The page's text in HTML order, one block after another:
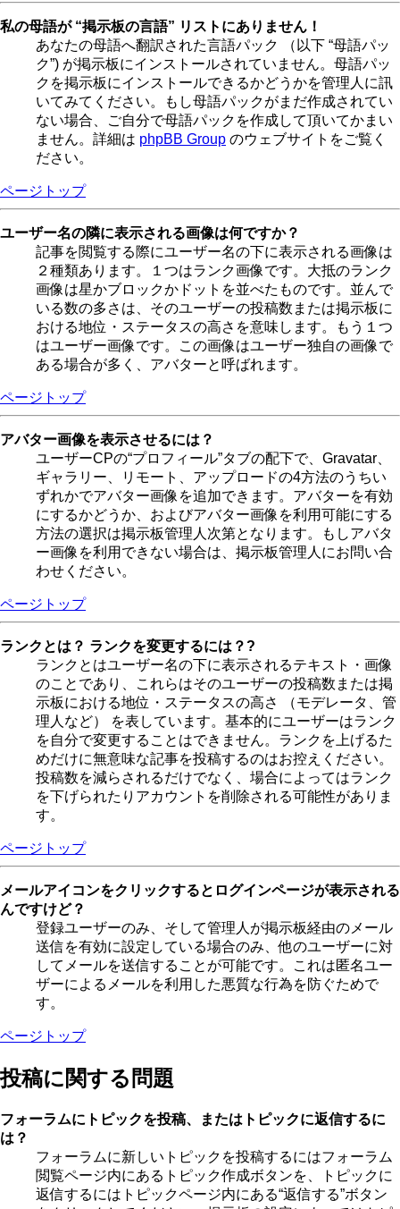
私の母語が “掲示板の言語” リストにありません！
あなたの母語へ翻訳された言語パック （以下 “母語パッ
ク”) が掲示板にインストールされていません。母語パッ
クを掲示板にインストールできるかどうかを管理人に訊
いてみてください。もし母語パックがまだ作成されてい
ない場合、ご自分で母語パックを作成して頂いてかまい
ません。詳細は phpBB Group のウェブサイトをご覧く
ださい。
ページトップ
ユーザー名の隣に表示される画像は何ですか？
記事を閲覧する際にユーザー名の下に表示される画像は
２種類あります。１つはランク画像です。大抵のランク
画像は星かブロックかドットを並べたものです。並んで
いる数の多さは、そのユーザーの投稿数または掲示板に
おける地位・ステータスの高さを意味します。もう１つ
はユーザー画像です。この画像はユーザー独自の画像で
ある場合が多く、アバターと呼ばれます。
ページトップ
アバター画像を表示させるには？
ユーザーCPの“プロフィール”タブの配下で、Gravatar、
ギャラリー、リモート、アップロードの4方法のうちい
ずれかでアバター画像を追加できます。アバターを有効
にするかどうか、およびアバター画像を利用可能にする
方法の選択は掲示板管理人次第となります。もしアバタ
ー画像を利用できない場合は、掲示板管理人にお問い合
わせください。
ページトップ
ランクとは？ ランクを変更するには？?
ランクとはユーザー名の下に表示されるテキスト・画像
のことであり、これらはそのユーザーの投稿数または掲
示板における地位・ステータスの高さ （モデレータ、管
理人など） を表しています。基本的にユーザーはランク
を自分で変更することはできません。ランクを上げるた
めだけに無意味な記事を投稿するのはお控えください。
投稿数を減らされるだけでなく、場合によってはランク
を下げられたりアカウントを削除される可能性がありま
す。
ページトップ
メールアイコンをクリックするとログインページが表示される
んですけど？
登録ユーザーのみ、そして管理人が掲示板経由のメール
送信を有効に設定している場合のみ、他のユーザーに対
してメールを送信することが可能です。これは匿名ユー
ザーによるメールを利用した悪質な行為を防ぐためで
す。
ページトップ
投稿に関する問題
フォーラムにトピックを投稿、またはトピックに返信するに
は？
フォーラムに新しいトピックを投稿するにはフォーラム
閲覧ページ内にあるトピック作成ボタンを、トピックに
返信するにはトピックページ内にある“返信する”ボタン